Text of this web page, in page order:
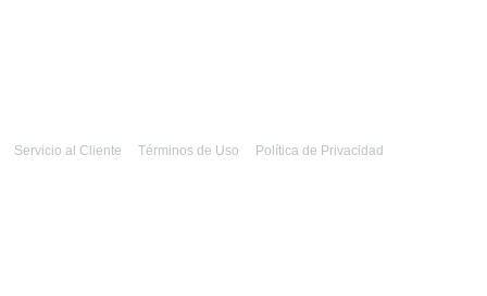
Servicio al Cliente Términos de Uso Política de Privacidad